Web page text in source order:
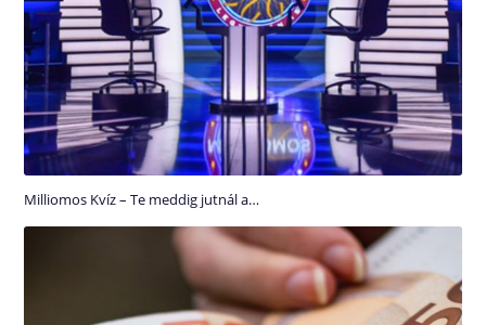
Milliomos Kvíz – Te meddig jutnál a…